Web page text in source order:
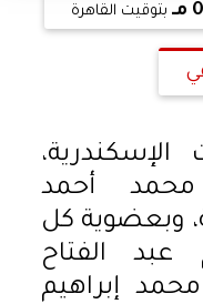
بتوقيت القاهرة
محمد أحمد
وبعضوية كل
الفتاح
إبراهيم